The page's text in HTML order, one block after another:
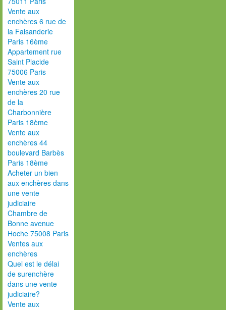
Vente aux
enchères 6 rue de
la Faisanderie
Paris 16ème
Appartement rue
Saint Placide
75006 Paris
Vente aux
enchères 20 rue
de la
Charbonnière
Paris 18ème
Vente aux
enchères 44
boulevard Barbès
Paris 18ème
Acheter un bien
aux enchères dans
une vente
judiciaire
Chambre de
Bonne avenue
Hoche 75008 Paris
Ventes aux
enchères
Quel est le délai
de surenchère
dans une vente
judiciaire?
Vente aux